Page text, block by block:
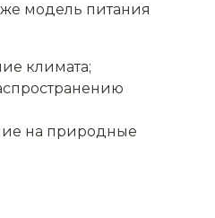
же модель питания
климата;
на природные